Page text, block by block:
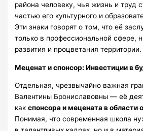
района человеку, чья жизнь и труд
частью его культурного и
Эти знаки говорят о том, что её
только в профессиональной сфере,
развития и процветания территории.
Меценат и спонсор: Инвестиции в
Отдельная, чрезвычайно важная
Валентины Брониславовны — её
какспонсора и мецената в области
Понимая, что современная школа